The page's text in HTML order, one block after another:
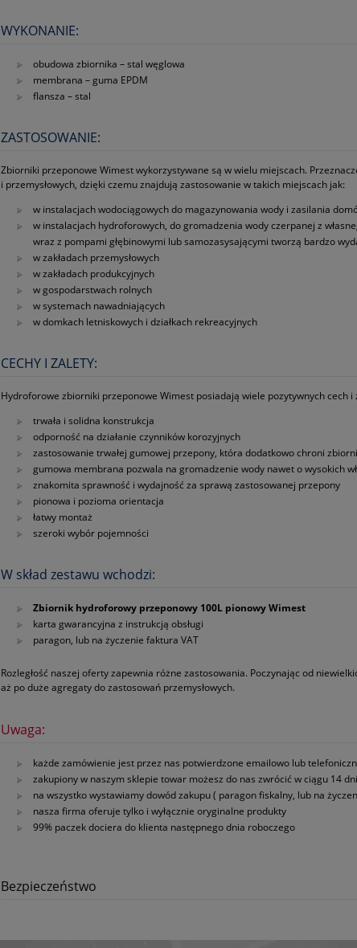
WYKONANIE:
obudowa zbiornika – stal węglowa
membrana – guma EPDM
flansza – stal
ZASTOSOWANIE:
Zbiorniki przeponowe Wimest wykorzystywane są w wielu miejscach.
i przemysłowych, dzięki czemu znajdują zastosowanie w takich miejscach jak:
w instalacjach wodociągowych do magazynowania wody i zasilania
w instalacjach hydroforowych, do gromadzenia wody czerpanej z
wraz z pompami głębinowymi lub samozasysającymi tworzą bardzo
w zakładach przemysłowych
w zakładach produkcyjnych
w gospodarstwach rolnych
w systemach nawadniających
w domkach letniskowych i działkach rekreacyjnych
CECHY I ZALETY:
Hydroforowe zbiorniki przeponowe Wimest posiadają wiele pozytywnych cech i
trwała i solidna konstrukcja
odporność na działanie czynników korozyjnych
zastosowanie trwałej gumowej przepony, która dodatkowo chroni
gumowa membrana pozwala na gromadzenie wody nawet o wysokich
znakomita sprawność i wydajność za sprawą zastosowanej przepony
pionowa i pozioma orientacja
łatwy montaż
szeroki wybór pojemności
W skład zestawu wchodzi:
Zbiornik hydroforowy przeponowy 100L pionowy Wimest
karta gwarancyjna z instrukcją obsługi
paragon, lub na życzenie faktura VAT
Rozległość naszej oferty zapewnia różne zastosowania. Poczynając od
aż po duże agregaty do zastosowań przemysłowych.
Uwaga:
każde zamówienie jest przez nas potwierdzone emailowo lub
zakupiony w naszym sklepie towar możesz do nas zwrócić w ciągu 14
na wszystko wystawiamy dowód zakupu ( paragon fiskalny, lub na
nasza firma oferuje tylko i wyłącznie oryginalne produkty
99% paczek dociera do klienta następnego dnia roboczego
Bezpieczeństwo